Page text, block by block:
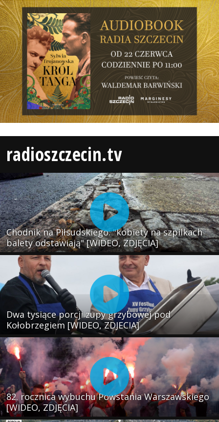
radioszczecin.tv
Chodnik na Piłsudskiego: "kobiety na szpilkach
balety odstawiają" [WIDEO, ZDJĘCIA]
Dwa tysiące porcji zupy grzybowej pod
Kołobrzegiem [WIDEO, ZDJECIA]
82. rocznica wybuchu Powstania Warszawskiego
[WIDEO, ZDJĘCIA]